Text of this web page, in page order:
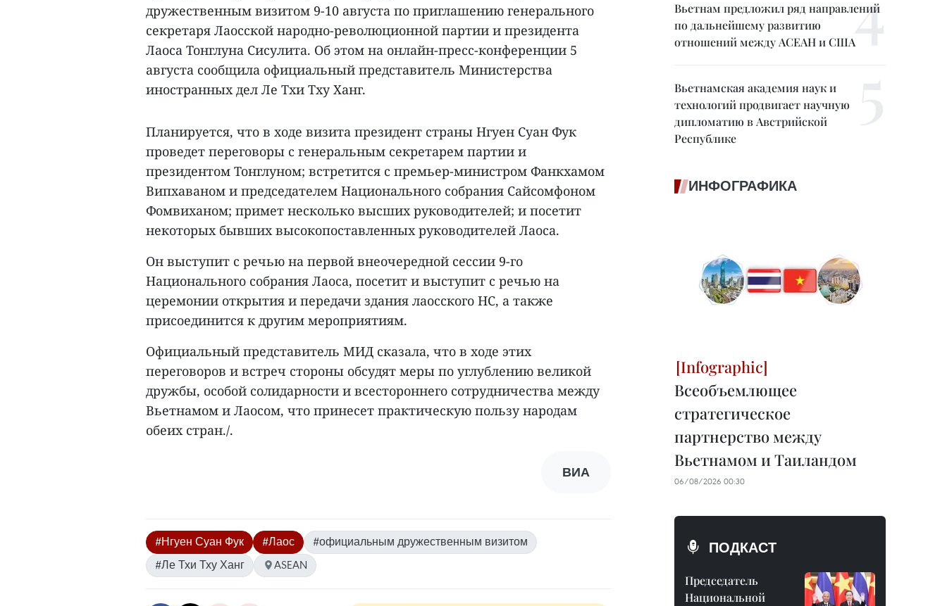
дружественным визитом 9-10 августа по приглашению генерального
секретаря Лаосской народно-революционной партии и президента
Лаоса Тонглуна Сисулита. Об этом на онлайн-пресс-конференции 5
августа сообщила официальный представитель Министерства
иностранных дел Ле Тхи Тху Ханг.
Планируется, что в ходе визита президент страны Нгуен Суан Фук
проведет переговоры с генеральным секретарем партии и
президентом Тонглуном; встретится с премьер-министром Фанкхамом
Випхаваном и председателем Национального собрания Сайсомфоном
Фомвиханом; примет несколько высших руководителей; и посетит
некоторых бывших высокопоставленных руководителей Лаоса.
Он выступит с речью на первой внеочередной сессии 9-го
Национального собрания Лаоса, посетит и выступит с речью на
церемонии открытия и передачи здания лаосского НС, а также
присоединится к другим мероприятиям.
Официальный представитель МИД сказала, что в ходе этих
переговоров и встреч стороны обсудят меры по углублению великой
дружбы, особой солидарности и всестороннего сотрудничества между
Вьетнамом и Лаосом, что принесет практическую пользу народам
обеих стран./.
ВИА
#Нгуен Суан Фук #Лаос
#официальным дружественным визитом
#Ле Тхи Тху Ханг
ASEAN
Вьетнам предложил ряд направлений
по дальнейшему развитию
отношений между АСЕАН и США
Вьетнамская академия наук и
технологий продвигает научную
дипломатию в Австрийской
Республике
ИНФОГРАФИКА
Всеобъемлющее
стратегическое
партнерство между
Вьетнамом и Таиландом
06/08/2026 00:30
ПОДКАСТ
Председатель
Национальной